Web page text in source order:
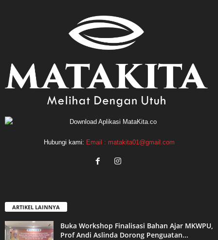
Hubungi kami: Email : matakita01@gmail.com
ARTIKEL LAINNYA
Buka Workshop Finalisasi Bahan Ajar MKWPU,
Prof Andi Aslinda Dorong Penguatan...